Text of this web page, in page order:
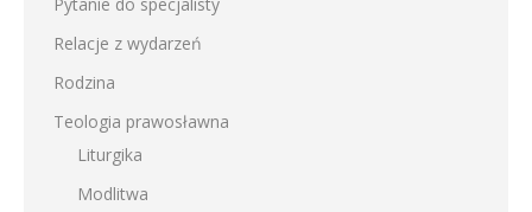
Relacje z wydarzeń
Rodzina
Teologia prawosławna
Liturgika
Modlitwa